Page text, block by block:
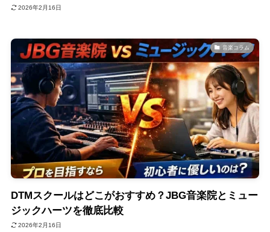
2026年2月16日
音楽コラム
DTMスクールはどこがおすすめ？JBG音楽院とミュー
ジックハーツを徹底比較
2026年2月16日